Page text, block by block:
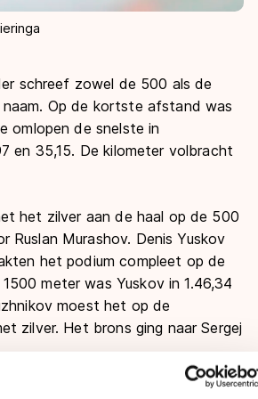
schreef zowel de 500 als de
Op de kortste afstand was
omlopen de snelste in
en 35,15. De kilometer volbracht
het zilver aan de haal op de 500
Ruslan Murashov. Denis Yuskov
het podium compleet op de
meter was Yuskov in 1.46,34
moest het op de
zilver. Het brons ging naar Sergej